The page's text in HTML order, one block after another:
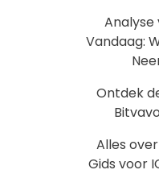
Analyse
Vandaag:
Ontdek
Alles
Gids voor